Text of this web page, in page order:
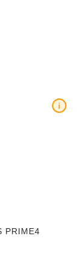
PRIME4
i